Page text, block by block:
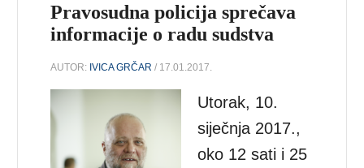
Pravosudna policija sprečava
informacije o radu sudstva
AUTOR: IVICA GRČAR / 17.01.2017.
Utorak, 10.
siječnja 2017.,
oko 12 sati i 25